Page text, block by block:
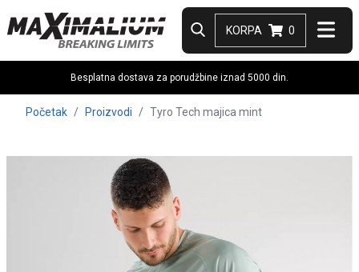
KORPA 0
Besplatna dostava za porudžbine iznad 5000 din.
Početak Proizvodi Tyro Tech majica mint